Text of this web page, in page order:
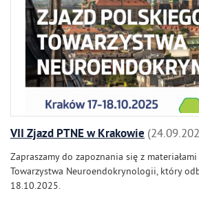
VII Zjazd PTNE w Krakowie
Zapraszamy do zapoznania się z
Towarzystwa Neuroendokrynologii, który
18.10.2025.